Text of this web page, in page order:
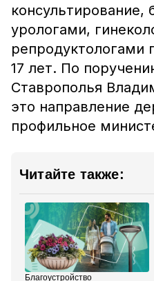
урологами,
репродуктологами
17 лет. По
Ставрополья
это направление
профильное
Читайте также:
Благоустройство